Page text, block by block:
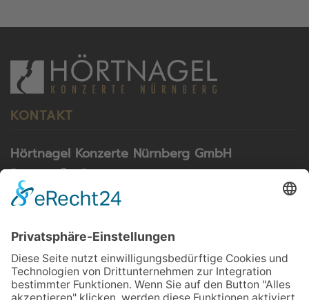
KONTAKT
Hörtnagel Konzerte Nürnberg GmbH
Rosastraße 9
79098 Freiburg
Telefon: 0911 55 80 03
Telefax: 0911 55 04 22
E-Mail:info@konzerte-hoertnagel.de